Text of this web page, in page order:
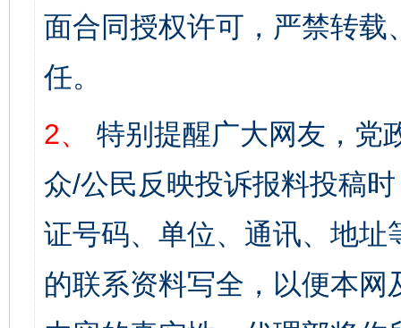
面合同授权许可，严禁转
任。
2、
特别提醒广大网友，党
众/公民反映投诉报料投稿
证号码、单位、通讯、地
的联系资料写全，以便本